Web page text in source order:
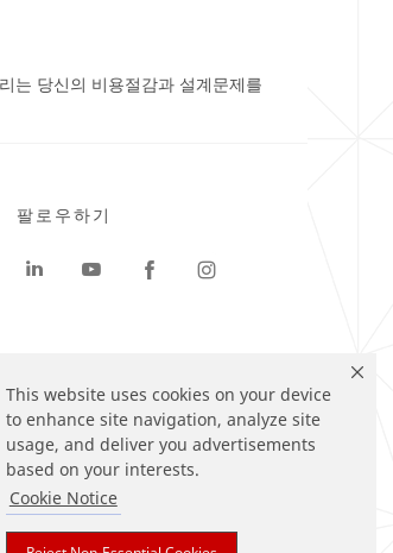
This website uses cookies on your device
to enhance site navigation, analyze site
usage, and deliver you advertisements
based on your interests.
Cookie Notice
는 당신의 비용절감과 설계문제를
팔로우하기